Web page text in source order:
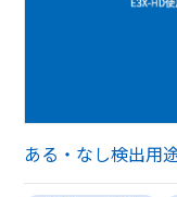
ある・なし検出用